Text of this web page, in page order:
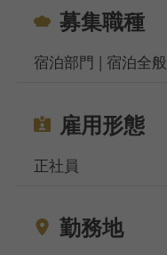
「常にお客様の為に
を提供することで、
この目標にグループ
に尽くしたいという
地域に寄り添ったサ
いることが当社の強
募集職種
宿泊部門 | 宿泊全般
雇用形態
正社員
勤務地